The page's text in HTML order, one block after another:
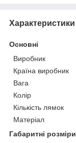
Характеристики
Основні
Виробник
Країна виробник
Вага
Колір
Кількість лямок
Матеріал
Габаритні розміри